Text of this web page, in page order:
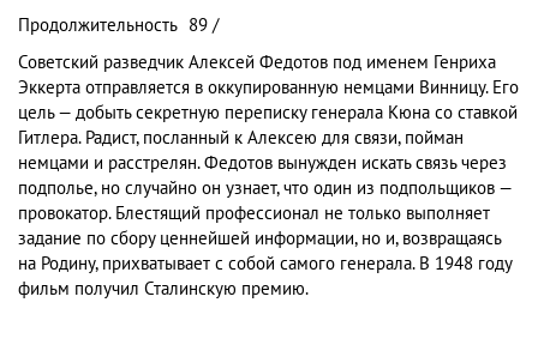
Продолжительность 89 /
Советский разведчик Алексей Федотов под именем Генриха
Эккерта отправляется в оккупированную немцами Винницу. Его
цель — добыть секретную переписку генерала Кюна со ставкой
Гитлера. Радист, посланный к Алексею для связи, пойман
немцами и расстрелян. Федотов вынужден искать связь через
подполье, но случайно он узнает, что один из подпольщиков —
провокатор. Блестящий профессионал не только выполняет
задание по сбору ценнейшей информации, но и, возвращаясь
на Родину, прихватывает с собой самого генерала. В 1948 году
фильм получил Сталинскую премию.